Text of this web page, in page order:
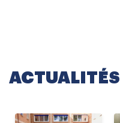
ACTUALITÉS